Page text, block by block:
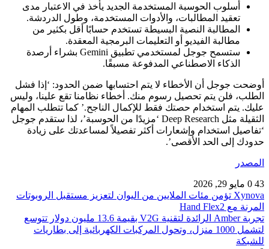
أسلوب الحوسبة المستخدمة الجديد يأخذ في الاعتبار مدى
تعقيد المطالبات، والأدوات المستخدمة، وطول الدردشة.
المطالبة النصية البسيطة تستخدم حسابًا أقل بكثير من
مطالبة الفيديو أو التعليمات البرمجية المعقدة.
ستسمح جوجل لمستخدمي تطبيق Gemini بشراء أرصدة
الذكاء الاصطناعي المدفوعة مسبقًا.
أوضحت جوجل أن الأخطاء لا يتم احتسابها ضمن الحدود: ‘إذا فشل
الطلب، فلن يتم تحصيل رسوم منك. أخطاء نظامنا تقع علينا، وليس
عليك. يتم استخدام حصتك فقط للإكمال الناجح.’ كما تتطلب المهام
الثقيلة مثل Deep Research ‘مزيدًا من الحوسبة’، لذا ستقدم جوجل
‘تفاصيل استخدام وإشعارات أكثر تفصيلاً لمساعدتك على زيادة
حدودك إلى الحد الأقصى’.
المصدر
43
0 مايو 29, 2026
Xynova تؤمن مئات الملايين من اليوان لتعزيز مستقبل الروبوتات
المرنة مع Hand Flex2
تجربة Amber الرائدة لتقنية V2G بقيمة 13.6 مليون دولار تتوسع
لتشمل 1000 منزل، وتحول المركبات الكهربائية إلى بطاريات
للشبكة